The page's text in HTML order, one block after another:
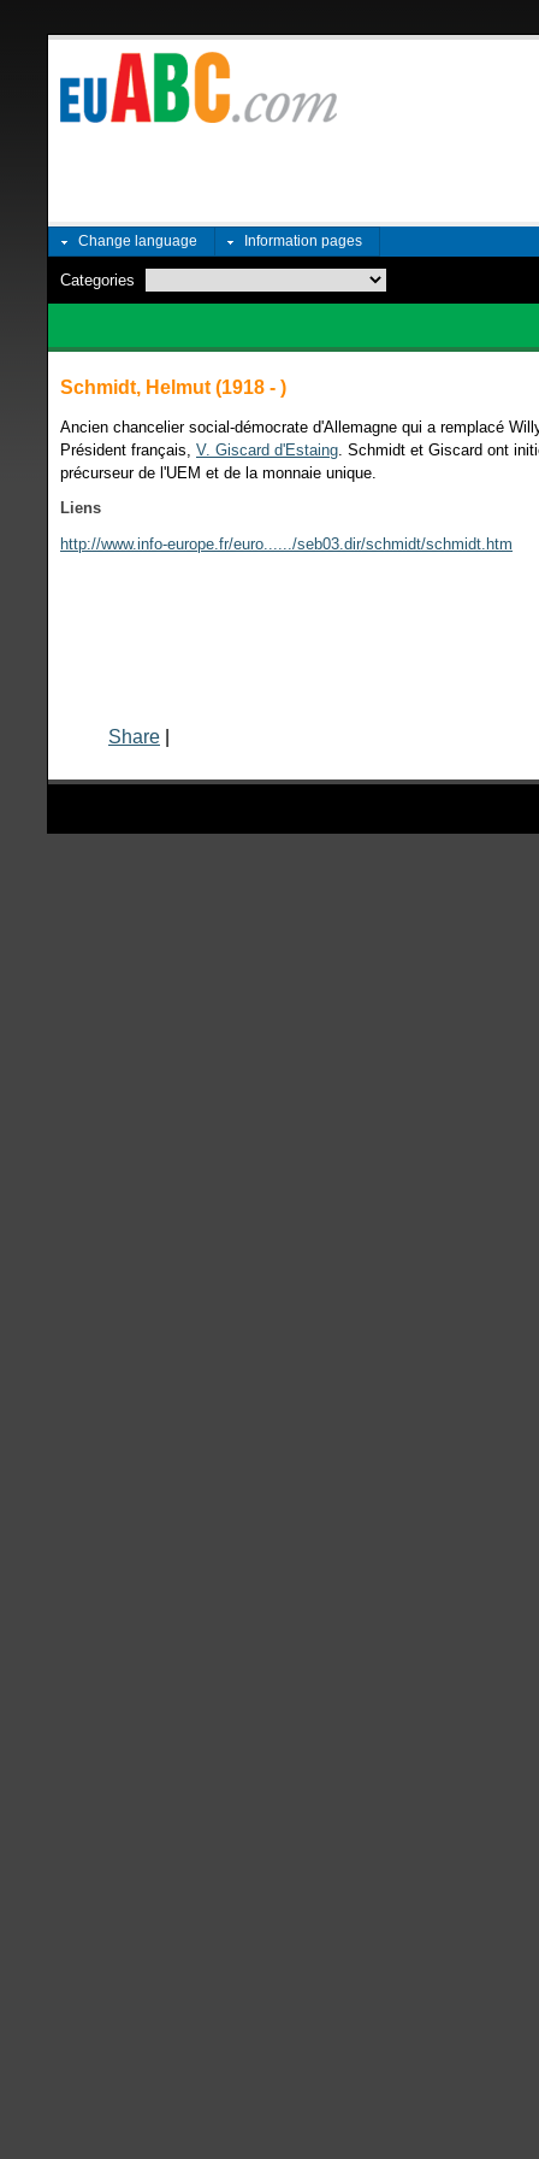
Change language Information pages
Categories
Schmidt, Helmut (1918 - )
Ancien chancelier social-démocrate d'Allemagne qui a remplacé
Président français, V. Giscard d'Estaing. Schmidt et Giscard ont
précurseur de l'UEM et de la monnaie unique.
Liens
http://www.info-europe.fr/euro....../seb03.dir/schmidt/schmidt.htm
Share